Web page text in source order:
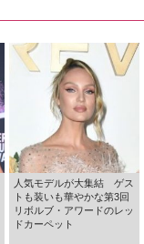
人気モデルが大集結 ゲス
トも装いも華やかな第3回
リボルブ・アワードのレッ
ドカーペット